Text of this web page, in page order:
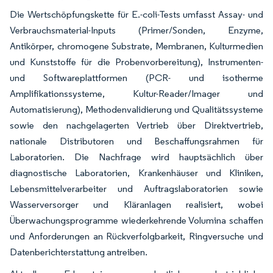
Die Wertschöpfungskette für E.-coli-Tests umfasst Assay- und
Verbrauchsmaterial-Inputs (Primer/Sonden, Enzyme,
Antikörper, chromogene Substrate, Membranen, Kulturmedien
und Kunststoffe für die Probenvorbereitung), Instrumenten-
und Softwareplattformen (PCR- und isotherme
Amplifikationssysteme, Kultur-Reader/Imager und
Automatisierung), Methodenvalidierung und Qualitätssysteme
sowie den nachgelagerten Vertrieb über Direktvertrieb,
nationale Distributoren und Beschaffungsrahmen für
Laboratorien. Die Nachfrage wird hauptsächlich über
diagnostische Laboratorien, Krankenhäuser und Kliniken,
Lebensmittelverarbeiter und Auftragslaboratorien sowie
Wasserversorger und Kläranlagen realisiert, wobei
Überwachungsprogramme wiederkehrende Volumina schaffen
und Anforderungen an Rückverfolgbarkeit, Ringversuche und
Datenberichterstattung antreiben.